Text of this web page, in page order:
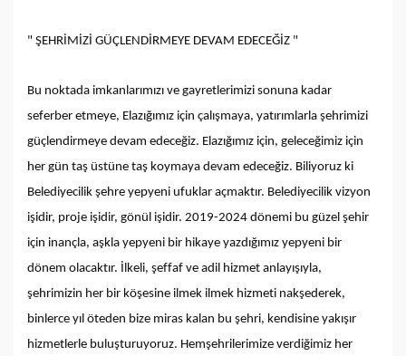
" ŞEHRİMİZİ GÜÇLENDİRMEYE DEVAM EDECEĞİZ "
Bu noktada imkanlarımızı ve gayretlerimizi sonuna kadar
seferber etmeye, Elazığımız için çalışmaya, yatırımlarla şehrimizi
güçlendirmeye devam edeceğiz. Elazığımız için, geleceğimiz için
her gün taş üstüne taş koymaya devam edeceğiz. Biliyoruz ki
Belediyecilik şehre yepyeni ufuklar açmaktır. Belediyecilik vizyon
işidir, proje işidir, gönül işidir. 2019-2024 dönemi bu güzel şehir
için inançla, aşkla yepyeni bir hikaye yazdığımız yepyeni bir
dönem olacaktır. İlkeli, şeffaf ve adil hizmet anlayışıyla,
şehrimizin her bir köşesine ilmek ilmek hizmeti nakşederek,
binlerce yıl öteden bize miras kalan bu şehri, kendisine yakışır
hizmetlerle buluşturuyoruz. Hemşehrilerimize verdiğimiz her